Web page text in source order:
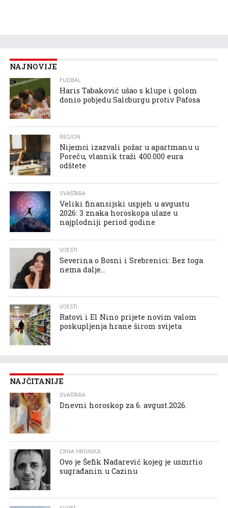
NAJNOVIJE
FUDBAL
Haris Tabaković ušao s klupe i golom
donio pobjedu Salcburgu protiv Pafosa
REGION
Nijemci izazvali požar u apartmanu u
Poreču, vlasnik traži 400.000 eura
odštete
SVAŠTARA
Veliki finansijski uspjeh u avgustu
2026: 3 znaka horoskopa ulaze u
najplodniji period godine
VIJESTI
Severina o Bosni i Srebrenici: Bez toga
nema dalje…
VIJESTI
Ratovi i El Nino prijete novim valom
poskupljenja hrane širom svijeta
NAJČITANIJE
SVAŠTARA
Dnevni horoskop za 6. avgust.2026.
CRNA HRONIKA
Ovo je Šefik Nadarević kojeg je usmrtio
sugrađanin u Cazinu